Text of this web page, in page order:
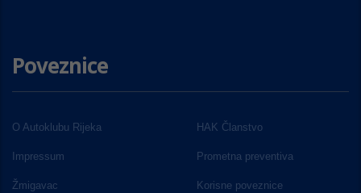
Poveznice
O Autoklubu Rijeka HAK Članstvo
Impressum Prometna preventiva
Žmigavac Korisne poveznice